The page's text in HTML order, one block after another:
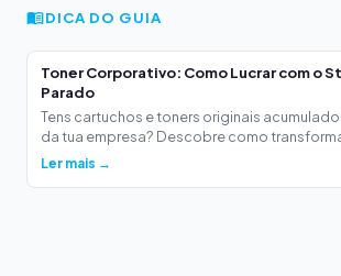
DICA DO GUIA
Toner Corporativo: Como Lucrar com o
Parado
Tens cartuchos e toners originais
da tua empresa? Descobre como
Ler mais →